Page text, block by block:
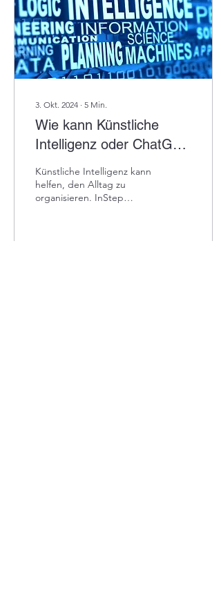
3. Okt. 2024 ∙ 5 Min.
Wie kann Künstliche
Intelligenz oder ChatGPT
Menschen in ihrem Alltag
unterstützen?
Künstliche Intelligenz kann
helfen, den Alltag zu
organisieren. InStep